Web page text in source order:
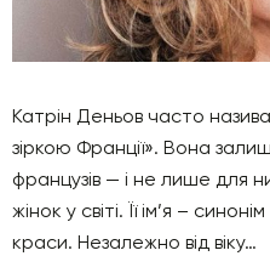
Катрін Деньов часто
зіркою Франції». Вона
французів — і не лише для
жінок у світі. Її ім’я –
краси. Незалежно від віку…